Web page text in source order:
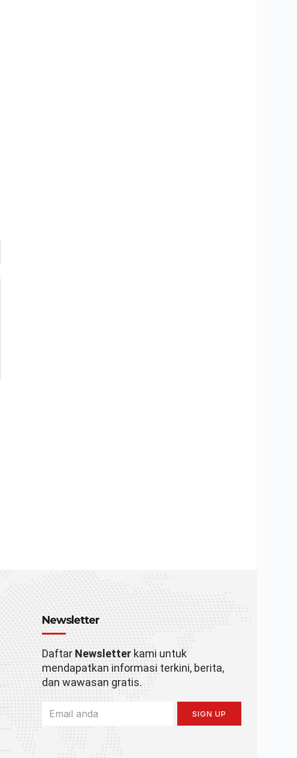
Newsletter
Daftar Newsletterkami untuk
mendapatkan informasi terkini, berita,
dan wawasan gratis.
SIGN UP